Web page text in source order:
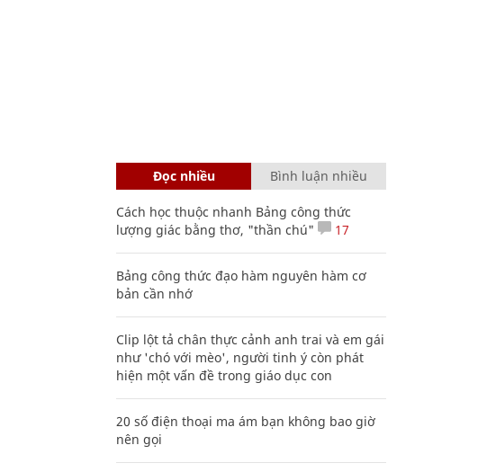
Đọc nhiều Bình luận nhiều
Cách học thuộc nhanh Bảng công thức
lượng giác bằng thơ, "thần chú"
17
Bảng công thức đạo hàm nguyên hàm cơ
bản cần nhớ
Clip lột tả chân thực cảnh anh trai và em gái
như 'chó với mèo', người tinh ý còn phát
hiện một vấn đề trong giáo dục con
20 số điện thoại ma ám bạn không bao giờ
nên gọi